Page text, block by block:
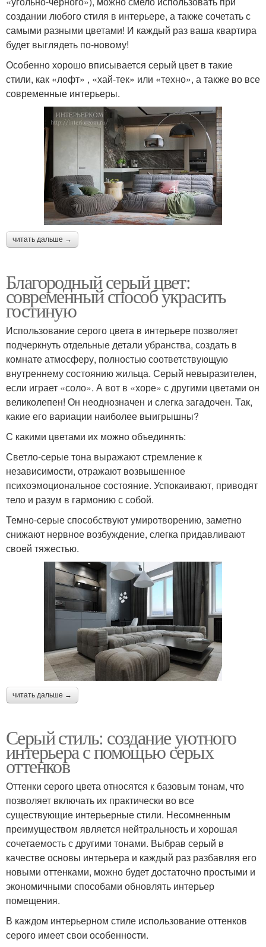
создании любого стиля в интерьере, а также сочетать с
самыми разными цветами! И каждый раз ваша квартира
будет выглядеть по-новому!
Особенно хорошо вписывается серый цвет в такие
стили, как «лофт» , «хай-тек» или «техно», а также во все
современные интерьеры.
читать дальше →
Благородный серый цвет:
современный способ украсить
гостиную
Использование серого цвета в интерьере позволяет
подчеркнуть отдельные детали убранства, создать в
комнате атмосферу, полностью соответствующую
внутреннему состоянию жильца. Серый невыразителен,
если играет «соло». А вот в «хоре» с другими цветами он
великолепен! Он неоднозначен и слегка загадочен. Так,
какие его вариации наиболее выигрышны?
С какими цветами их можно объединять:
Светло-серые тона выражают стремление к
независимости, отражают возвышенное
психоэмоциональное состояние. Успокаивают, приводят
тело и разум в гармонию с собой.
Темно-серые способствуют умиротворению, заметно
снижают нервное возбуждение, слегка придавливают
своей тяжестью.
читать дальше →
Серый стиль: создание уютного
интерьера с помощью серых
оттенков
Оттенки серого цвета относятся к базовым тонам, что
позволяет включать их практически во все
существующие интерьерные стили. Несомненным
преимуществом является нейтральность и хорошая
сочетаемость с другими тонами. Выбрав серый в
качестве основы интерьера и каждый раз разбавляя его
новыми оттенками, можно будет достаточно простыми и
экономичными способами обновлять интерьер
помещения.
В каждом интерьерном стиле использование оттенков
серого имеет свои особенности.